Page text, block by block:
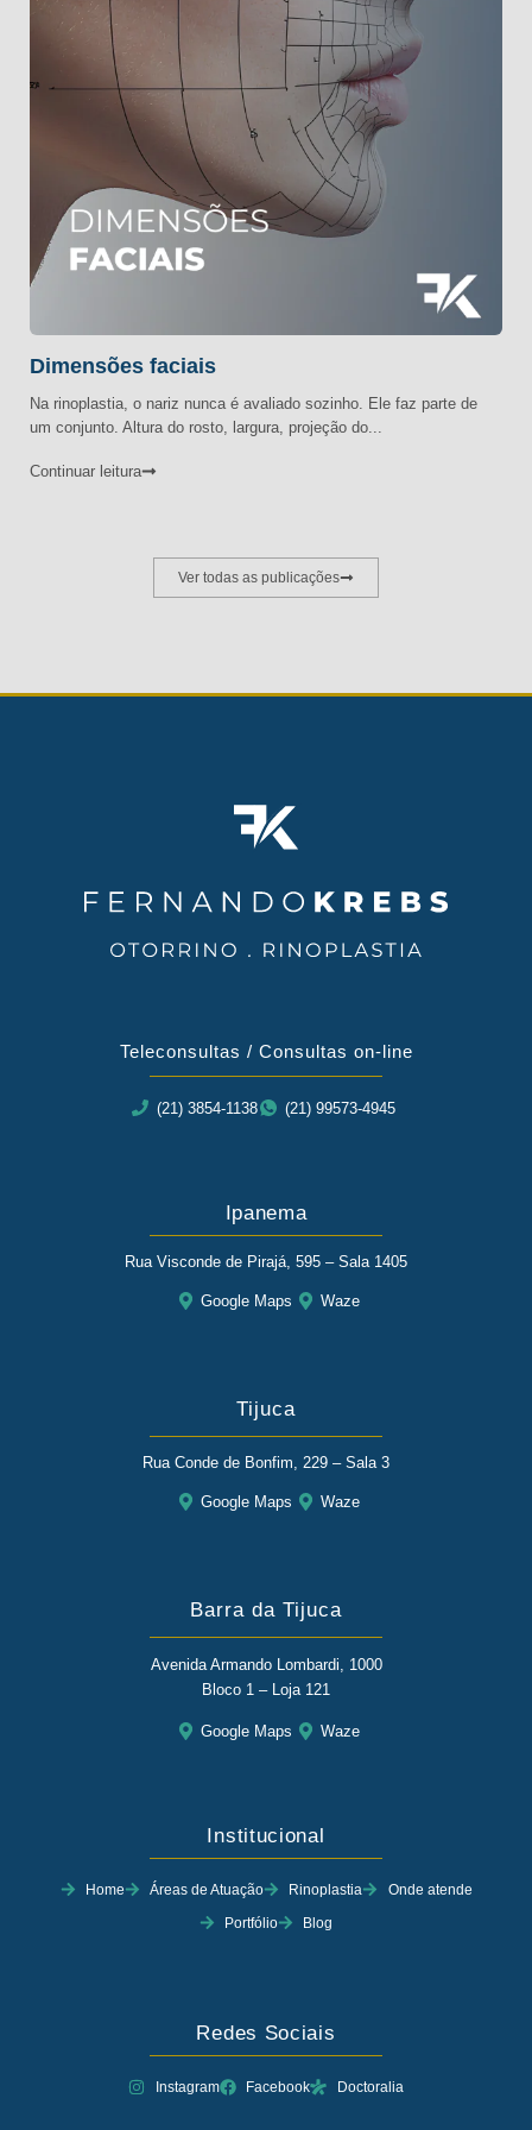
Dimensões faciais
Na rinoplastia, o nariz nunca é avaliado sozinho. Ele faz parte de
um conjunto. Altura do rosto, largura, projeção do...
Continuar leitura
Ver todas as publicações
Teleconsultas / Consultas on-line
(21) 3854-1138 (21) 99573-4945
Ipanema
Rua Visconde de Pirajá, 595 – Sala 1405
Google Maps Waze
Tijuca
Rua Conde de Bonfim, 229 – Sala 3
Google Maps Waze
Barra da Tijuca
Avenida Armando Lombardi, 1000
Bloco 1 – Loja 121
Google Maps Waze
Institucional
Home Áreas de Atuação Rinoplastia
Onde atende
Portfólio
Blog
Redes Sociais
Instagram Facebook Doctoralia